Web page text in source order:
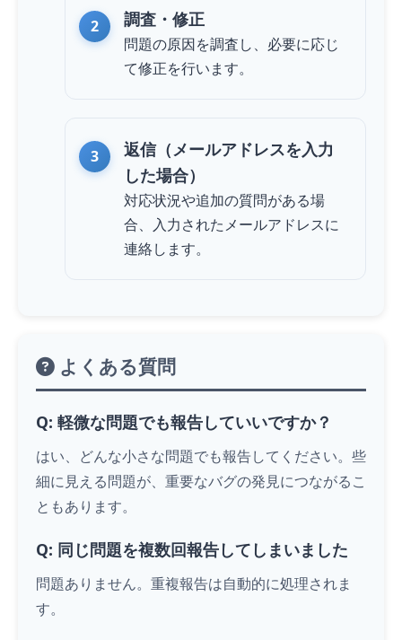
調査・修正
問題の原因を調査し、必要に応じ
て修正を行います。
返信（メールアドレスを入力
した場合）
対応状況や追加の質問がある場
合、入力されたメールアドレスに
連絡します。
よくある質問
Q: 軽微な問題でも報告していいですか？
はい、どんな小さな問題でも報告してください。些
細に見える問題が、重要なバグの発見につながるこ
ともあります。
Q: 同じ問題を複数回報告してしまいました
問題ありません。重複報告は自動的に処理されま
す。